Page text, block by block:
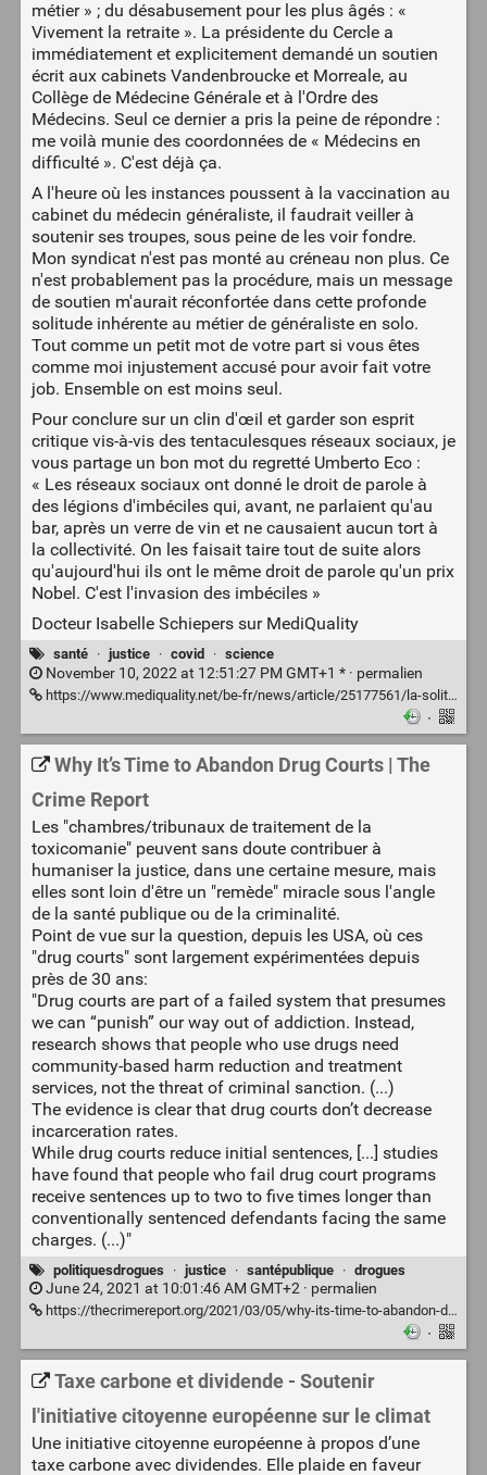
métier » ; du désabusement pour les plus âgés : «
Vivement la retraite ». La présidente du Cercle a
immédiatement et explicitement demandé un soutien
écrit aux cabinets Vandenbroucke et Morreale, au
Collège de Médecine Générale et à l'Ordre des
Médecins. Seul ce dernier a pris la peine de répondre :
me voilà munie des coordonnées de « Médecins en
difficulté ». C'est déjà ça.
A l'heure où les instances poussent à la vaccination au
cabinet du médecin généraliste, il faudrait veiller à
soutenir ses troupes, sous peine de les voir fondre.
Mon syndicat n'est pas monté au créneau non plus. Ce
n'est probablement pas la procédure, mais un message
de soutien m'aurait réconfortée dans cette profonde
solitude inhérente au métier de généraliste en solo.
Tout comme un petit mot de votre part si vous êtes
comme moi injustement accusé pour avoir fait votre
job. Ensemble on est moins seul.
Pour conclure sur un clin d'œil et garder son esprit
critique vis-à-vis des tentaculesques réseaux sociaux, je
vous partage un bon mot du regretté Umberto Eco :
« Les réseaux sociaux ont donné le droit de parole à
des légions d'imbéciles qui, avant, ne parlaient qu'au
bar, après un verre de vin et ne causaient aucun tort à
la collectivité. On les faisait taire tout de suite alors
qu'aujourd'hui ils ont le même droit de parole qu'un prix
Nobel. C'est l'invasion des imbéciles »
Docteur Isabelle Schiepers sur MediQuality
santé · justice · covid · science
November 10, 2022 at 12:51:27 PM GMT+1 * · permalien
https://www.mediquality.net/be-fr/news/article/25177561/la-solitude-dune-generaliste-trainee-devant-les-tribunaux-par-les-complotistes-dr-isabelle-schiepers
·
Why It’s Time to Abandon Drug Courts | The
Crime Report
Les "chambres/tribunaux de traitement de la
toxicomanie" peuvent sans doute contribuer à
humaniser la justice, dans une certaine mesure, mais
elles sont loin d'être un "remède" miracle sous l'angle
de la santé publique ou de la criminalité.
Point de vue sur la question, depuis les USA, où ces
"drug courts" sont largement expérimentées depuis
près de 30 ans:
"Drug courts are part of a failed system that presumes
we can “punish” our way out of addiction. Instead,
research shows that people who use drugs need
community-based harm reduction and treatment
services, not the threat of criminal sanction. (...)
The evidence is clear that drug courts don’t decrease
incarceration rates.
While drug courts reduce initial sentences, [...] studies
have found that people who fail drug court programs
receive sentences up to two to five times longer than
conventionally sentenced defendants facing the same
charges. (...)"
politiquesdrogues · justice · santépublique · drogues
June 24, 2021 at 10:01:46 AM GMT+2 · permalien
https://thecrimereport.org/2021/03/05/why-its-time-to-abandon-drug-courts/
·
Taxe carbone et dividende - Soutenir
l'initiative citoyenne européenne sur le climat
Une initiative citoyenne européenne à propos d’une
taxe carbone avec dividendes. Elle plaide en faveur